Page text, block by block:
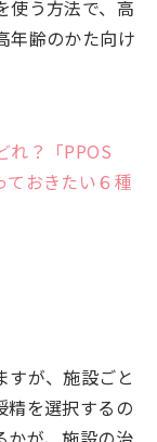
使う方法で、高
年齢のかた向け
れ？「PPOS
ておきたい６種
すが、施設ごと
精を選択するの